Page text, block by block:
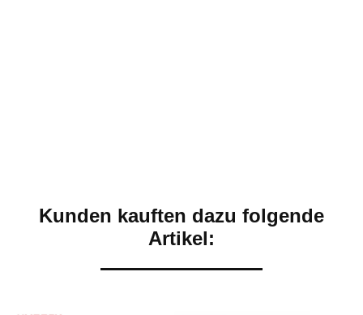
Kunden kauften dazu folgende
Artikel: